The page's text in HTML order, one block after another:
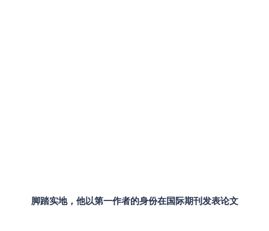
脚踏实地，他以第一作者的身份在国际期刊发表论文